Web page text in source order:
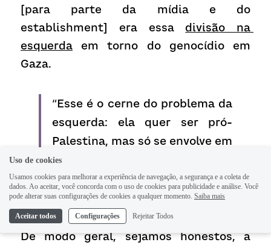
[para parte da mídia e do
establishment] era essa divisão na
esquerda em torno do genocídio em
Gaza.
“Esse é o cerne do problema da
esquerda: ela quer ser pró-
Palestina, mas só se envolve em
um discurso muito polido e
humanitário, que não tem nada
de político.”
De modo geral, sejamos honestos, a
Uso de cookies
Usamos cookies para melhorar a experiência de navegação, a segurança e a coleta de
dados. Ao aceitar, você concorda com o uso de cookies para publicidade e análise. Você
pode alterar suas configurações de cookies a qualquer momento. Saiba mais
Aceitar todos Configurações Rejeitar Todos